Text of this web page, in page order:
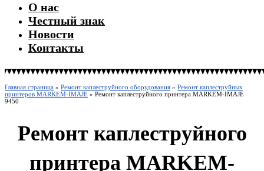
О нас
Честный знак
Новости
Контакты
Главная страница » Ремонт каплеструйного оборудования » Ремонт каплеструйных
принтеров MARKEM-IMAJE » Ремонт каплеструйного принтера MARKEM-IMAJE
9450
Ремонт каплеструйного
принтера MARKEM-